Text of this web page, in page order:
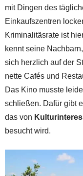
mit Dingen des
Einkaufszentren
Kriminalitäsrate ist
kennt seine
sich herzlich auf der
nette Cafés und
Das Kino musste
schließen. Dafür gibt
das von
besucht wird.